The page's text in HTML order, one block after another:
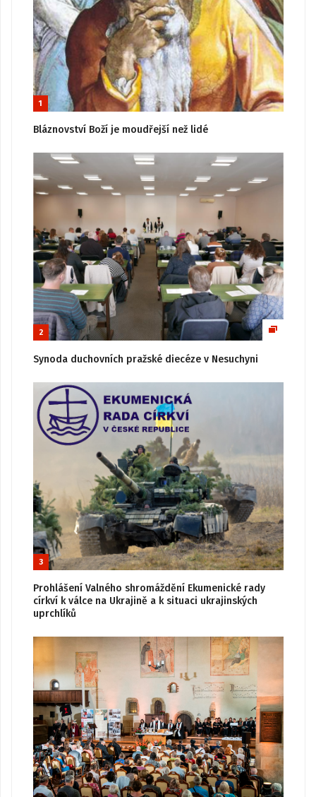
1
Bláznovství Boží je moudřejší než lidé
2
Synoda duchovních pražské diecéze v Nesuchyni
3
Prohlášení Valného shromáždění Ekumenické rady
církví k válce na Ukrajině a k situaci ukrajinských
uprchlíků